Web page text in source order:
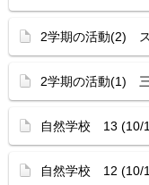
2学期の活動(2)
2学期の活動(1)
自然学校 13 (10/
自然学校 12 (10/